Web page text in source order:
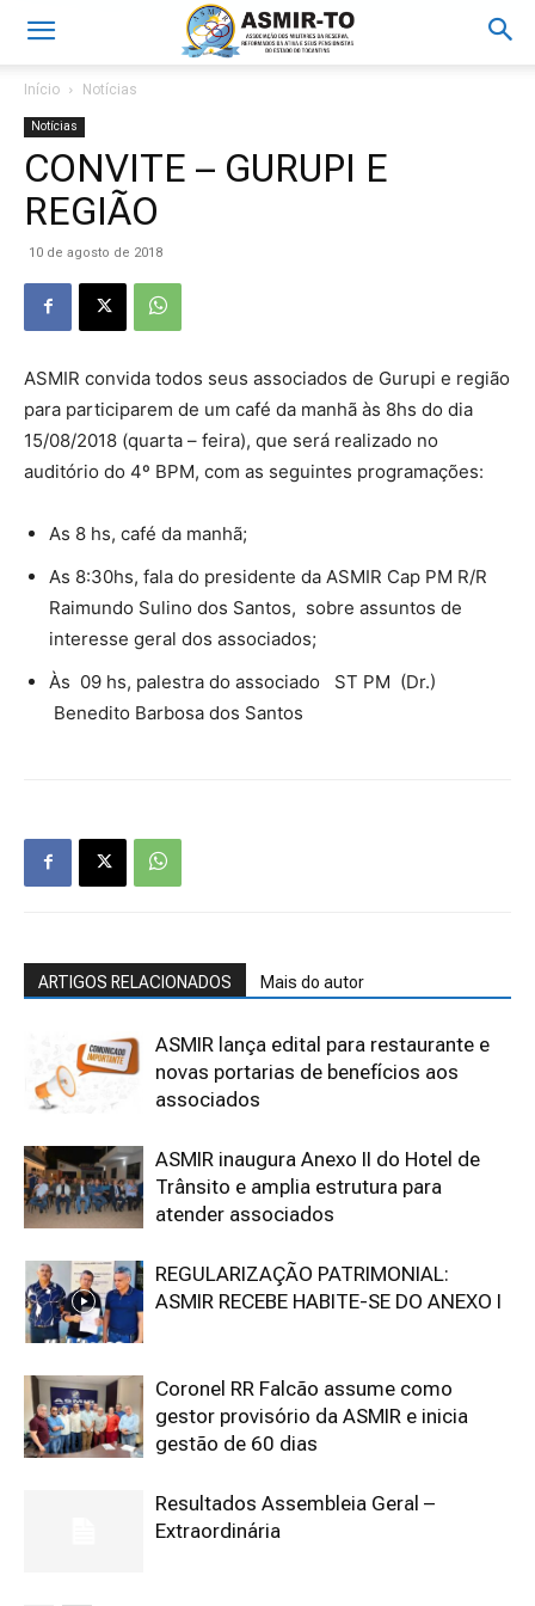
Início Notícias
Notícias
CONVITE – GURUPI E
REGIÃO
10 de agosto de 2018
ASMIR convida todos seus associados de Gurupi e região
para participarem de um café da manhã às 8hs do dia
15/08/2018 (quarta – feira), que será realizado no
auditório do 4º BPM, com as seguintes programações:
As 8 hs, café da manhã;
As 8:30hs, fala do presidente da ASMIR Cap PM R/R
Raimundo Sulino dos Santos, sobre assuntos de
interesse geral dos associados;
Às 09 hs, palestra do associado ST PM (Dr.)
Benedito Barbosa dos Santos
ARTIGOS RELACIONADOS Mais do autor
ASMIR lança edital para restaurante e
novas portarias de benefícios aos
associados
ASMIR inaugura Anexo II do Hotel de
Trânsito e amplia estrutura para
atender associados
REGULARIZAÇÃO PATRIMONIAL:
ASMIR RECEBE HABITE-SE DO ANEXO I
Coronel RR Falcão assume como
gestor provisório da ASMIR e inicia
gestão de 60 dias
Resultados Assembleia Geral –
Extraordinária